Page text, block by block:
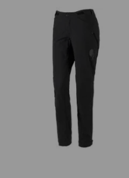
Funktionshose e.s.trail, Damen